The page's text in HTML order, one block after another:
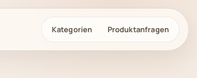
Kategorien Produktanfragen